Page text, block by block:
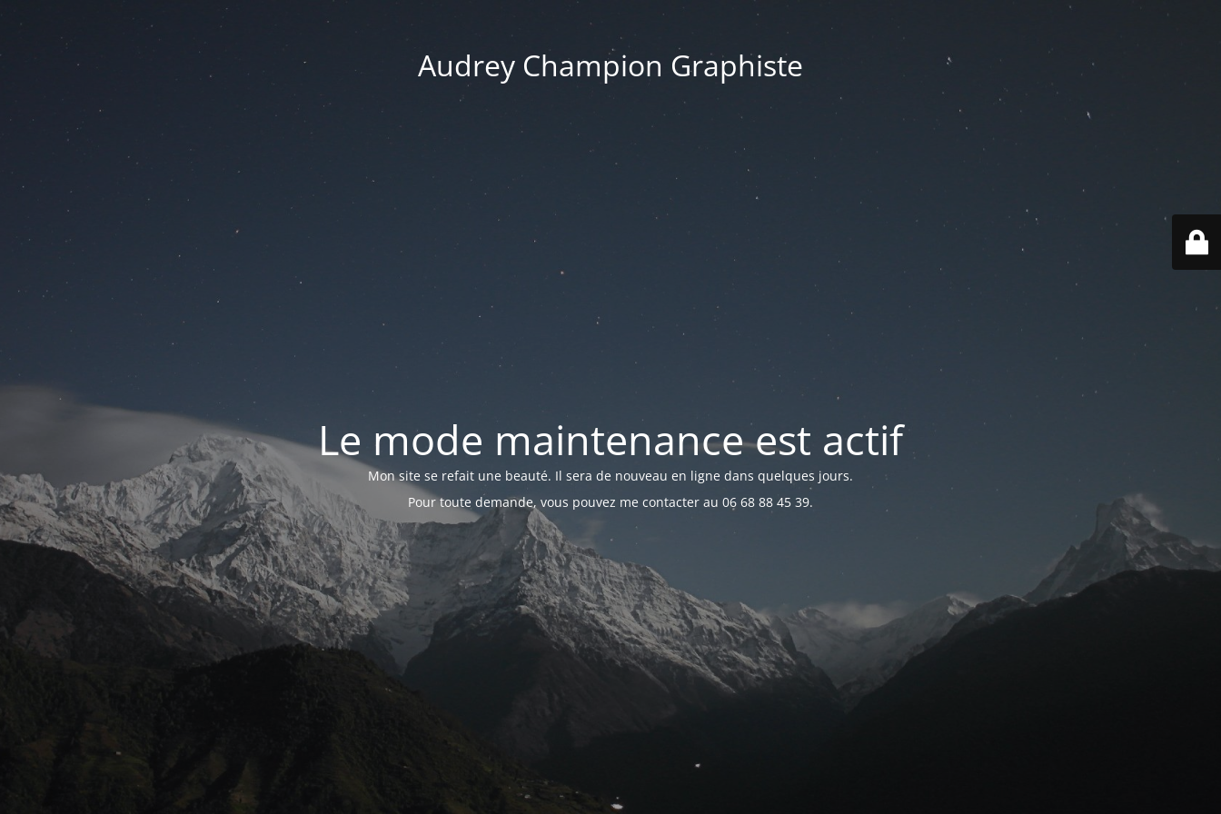
Audrey Champion Graphiste
Le mode maintenance est actif
Mon site se refait une beauté. Il sera de nouveau en ligne dans quelques jours.
Pour toute demande, vous pouvez me contacter au 06 68 88 45 39.